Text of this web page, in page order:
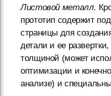
Листовой металл.
прототип содержит
страницы для
детали и ее
толщиной (может
оптимизации и
анализе) и